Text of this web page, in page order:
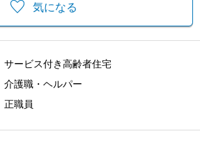
気になる
サービス付き高齢者住宅
介護職・ヘルパー
正職員